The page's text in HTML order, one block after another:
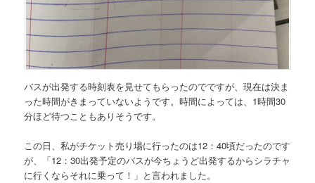
バスが出発する時刻表を見せてもらったのでですが、現在は決ま
った時間がきまっていないようです。時間によっては、1時間30
分ほど待つこともありそうです。
この日、私がチケット売り場に行ったのは12：40頃だったのです
が、
「12：30出発予定のバスが今ちょうど出発するからシラチャ
に行くならそれに乗って！」 と言われました。